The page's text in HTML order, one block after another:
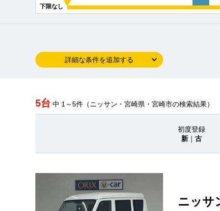
下限なし
詳細な条件を追加する
5台 中 1～5件（ニッサン・宮崎県・宮崎市の検索結果）
初度登録
新 ｜ 古
ニッサ